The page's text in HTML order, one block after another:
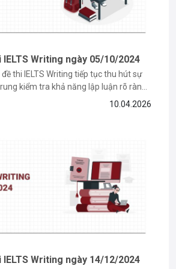
Writing ngày 05/10/2024
thi IELTS Writing tiếp tục thu hút sự
kiểm tra khả năng lập luận rõ ràng
của thí sinh. Với những bạn đang trong
10.04.2026
IELTS Writing ngày 14/12/2024